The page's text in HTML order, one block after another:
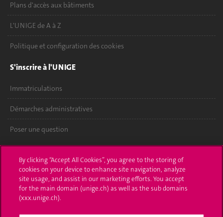
Plans d'accès aux bâtiments
L'UNIGE de A à Z
Politique et configuration des cookies
S'inscrire à l'UNIGE
Immatriculations
Démarches administratives
Poser une question
UNIGE Mobile
Médias
Offres d'emploi
By clicking “Accept All Cookies”, you agree to the storing of
cookies on your device to enhance site navigation, analyze
site usage, and assist in our marketing efforts. You accept
for the main domain (unige.ch) as well as the sub domains
(xxx.unige.ch).